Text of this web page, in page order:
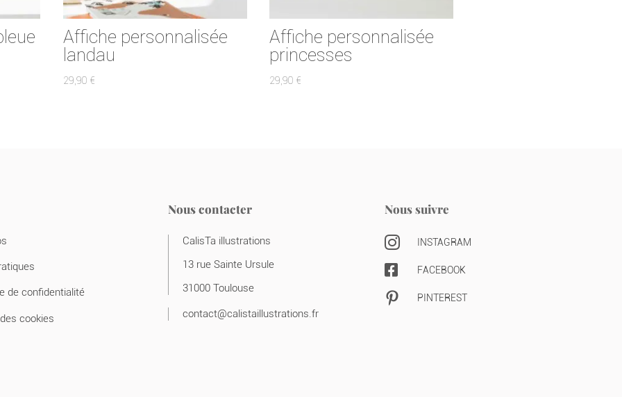
Affiche personnalisée
landau
29,90 €
Affiche personnalisée
princesses
29,90 €
confidentialité
cookies
Nous contacter
CalisTa illustrations
13 rue Sainte Ursule
31000 Toulouse
contact@calistaillustrations.fr
Nous suivre
 INSTAGRAM
 FACEBOOK
 PINTEREST